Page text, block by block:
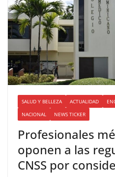
SALUD Y BELLEZA ACTUALIDAD
NACIONAL
NEWS TICKER
Profesionales
oponen a las
CNSS por